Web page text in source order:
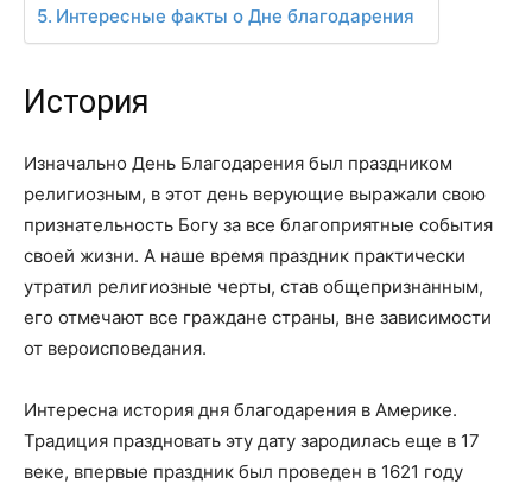
Интересные факты о Дне благодарения
История
Изначально День Благодарения был праздником
религиозным, в этот день верующие выражали свою
признательность Богу за все благоприятные события
своей жизни. А наше время праздник практически
утратил религиозные черты, став общепризнанным,
его отмечают все граждане страны, вне зависимости
от вероисповедания.
Интересна история дня благодарения в Америке.
Традиция праздновать эту дату зародилась еще в 17
веке, впервые праздник был проведен в 1621 году